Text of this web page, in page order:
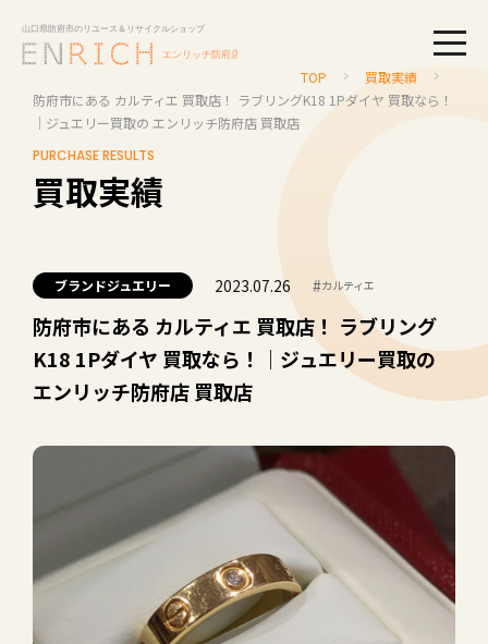
TOP
買取実績
防府市にある カルティエ 買取店！ ラブリングK18 1Pダイヤ 買取なら！
｜ジュエリー買取の エンリッチ防府店 買取店
PURCHASE RESULTS
買取実績
ブランドジュエリー 2023.07.26 #カルティエ
防府市にある カルティエ 買取店！ ラブリング
K18 1Pダイヤ 買取なら！｜ジュエリー買取の
エンリッチ防府店 買取店